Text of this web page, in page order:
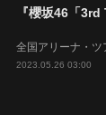
全国アリーナ・ツ
2023.05.26 03:00